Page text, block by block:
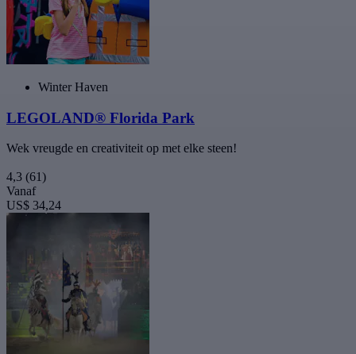
Winter Haven
LEGOLAND® Florida Park
Wek vreugde en creativiteit op met elke steen!
4,3 (61)
Vanaf
US$ 34,24